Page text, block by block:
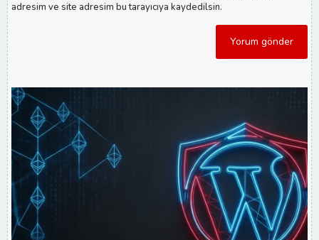
adresim ve site adresim bu tarayıcıya kaydedilsin.